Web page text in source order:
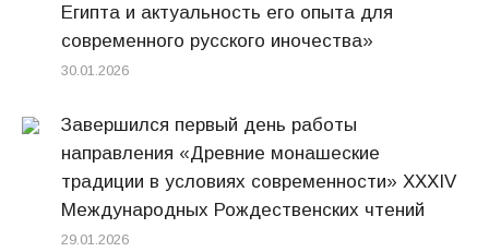
Египта и актуальность его опыта для
современного русского иночества»
30.01.2026
Завершился первый день работы
направления «Древние монашеские
традиции в условиях современности» XXXIV
Международных Рождественских чтений
29.01.2026